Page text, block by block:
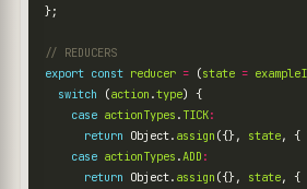
};
export const reducer = (state =
switch
(action .type) {
case actionTypes . TICK:
return Object. assign ({}, state, {
case actionTypes .ADD :
return Object. assign ({}, state, {